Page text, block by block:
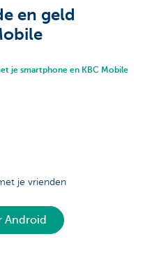
en geld
je smartphone en KBC Mobile
je vrienden
Android